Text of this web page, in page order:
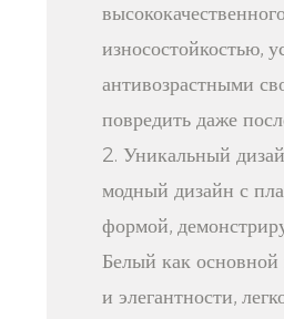
износостойкостью,
антивозрастными
повредить даже
2. Уникальный
модный дизайн с
формой,
Белый как
и элегантности,